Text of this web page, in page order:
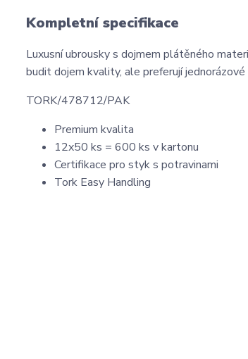
Kompletní specifikace
Luxusní ubrousky s dojmem plátěného
budit dojem kvality, ale preferují
TORK/478712/PAK
Premium kvalita
12x50 ks = 600 ks v kartonu
Certifikace pro styk s potravinami
Tork Easy Handling